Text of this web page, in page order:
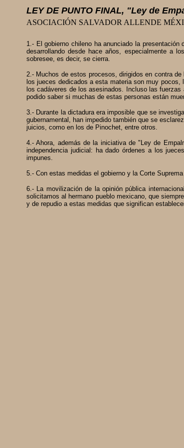
LEY DE PUNTO FINAL, "Ley de
ASOCIACIÓN SALVADOR ALLENDE
1.- El gobierno chileno ha anunciado la
desarrollando desde hace años, especialmente a
sobresee, es decir, se cierra.
2.- Muchos de estos procesos, dirigidos en contra
los jueces dedicados a esta materia son muy
los cadáveres de los asesinados. Incluso las
podido saber si muchas de estas personas están
3.- Durante la dictadura era imposible que se
gubernamental, han impedido también que se
juicios, como en los de Pinochet, entre otros.
4.- Ahora, además de la iniciativa de "Ley de
independencia judicial: ha dado órdenes a los
impunes.
5.- Con estas medidas el gobierno y la Corte
6.- La movilización de la opinión pública
solicitamos al hermano pueblo mexicano, que
y de repudio a estas medidas que significan